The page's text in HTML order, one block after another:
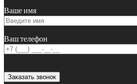
Ваше имя
Ваш телефон